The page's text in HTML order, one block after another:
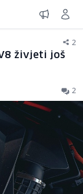
2
živjeti još
2